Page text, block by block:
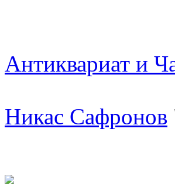
Антиквариат и
Никас Сафронов